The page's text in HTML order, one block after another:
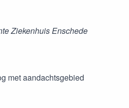
Ziekenhuis Enschede
met aandachtsgebied